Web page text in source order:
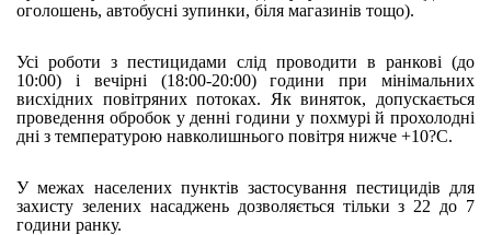
оголошень, автобусні зупинки, біля магазинів тощо).
Усі роботи з пестицидами слід проводити в ранкові (до
10:00) і вечірні (18:00-20:00) години при мінімальних
висхідних повітряних потоках. Як виняток, допускається
проведення обробок у денні години у похмурі й прохолодні
дні з температурою навколишнього повітря нижче +10?С.
У межах населених пунктів застосування пестицидів для
захисту зелених насаджень дозволяється тільки з 22 до 7
години ранку.